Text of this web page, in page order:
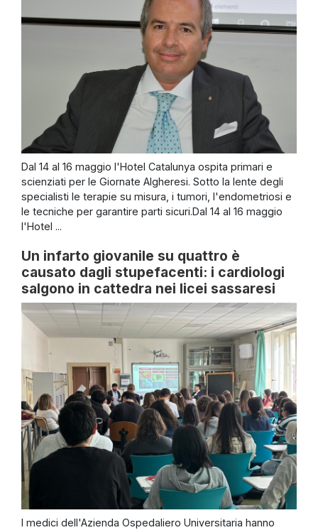
Dal 14 al 16 maggio l'Hotel Catalunya ospita primari e
scienziati per le Giornate Algheresi. Sotto la lente degli
specialisti le terapie su misura, i tumori, l'endometriosi e
le tecniche per garantire parti sicuri.Dal 14 al 16 maggio
l'Hotel ...
Un infarto giovanile su quattro è
causato dagli stupefacenti: i cardiologi
salgono in cattedra nei licei sassaresi
I medici dell'Azienda Ospedaliero Universitaria hanno